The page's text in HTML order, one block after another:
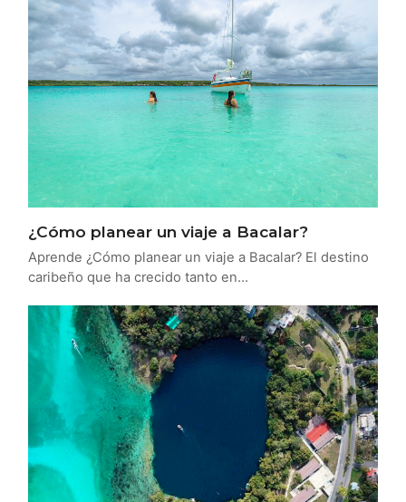
¿Cómo planear un viaje a Bacalar?
Aprende ¿Cómo planear un viaje a Bacalar? El destino
caribeño que ha crecido tanto en…